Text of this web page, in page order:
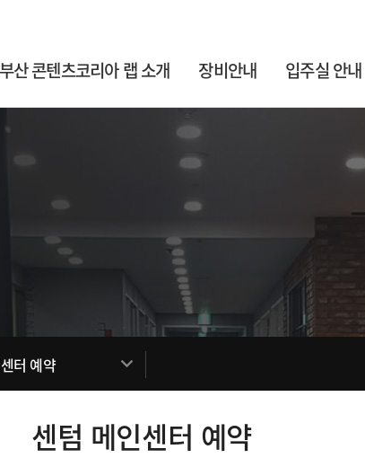
부산 콘텐츠코리아 랩 소개 장비안내 입주실 안내
터 예약
센텀 메인센터 예약